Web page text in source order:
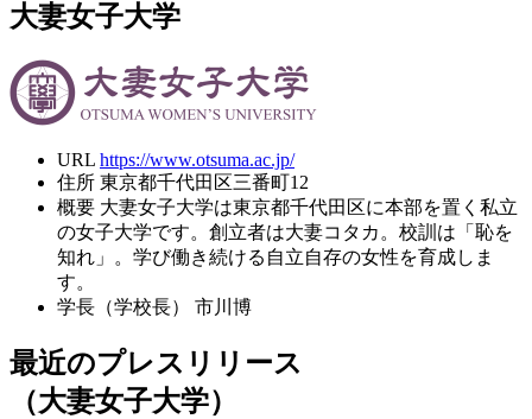
大妻女子大学
URL https://www.otsuma.ac.jp/
住所 東京都千代田区三番町12
概要 大妻女子大学は東京都千代田区に本部を置く私立
の女子大学です。創立者は大妻コタカ。校訓は「恥を
知れ」。学び働き続ける自立自存の女性を育成しま
す。
学長（学校長）
市川博
最近のプレスリリース
（大妻女子大学）